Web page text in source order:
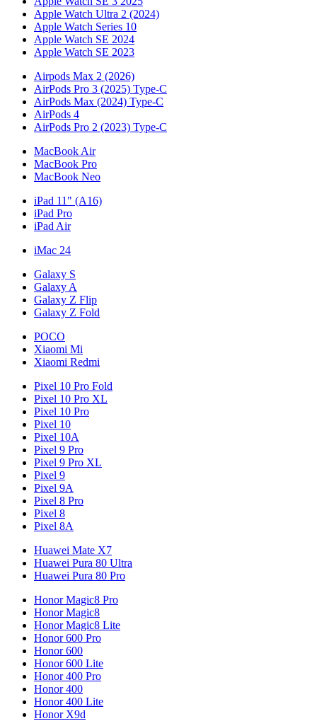
Apple Watch Ultra 2 (2024)
Apple Watch Series 10
Apple Watch SE 2024
Apple Watch SE 2023
Airpods Max 2 (2026)
AirPods Pro 3 (2025) Type-C
AirPods Max (2024) Type-C
AirPods 4
AirPods Pro 2 (2023) Type-C
MacBook Air
MacBook Pro
MacBook Neo
iPad 11" (A16)
iPad Pro
iPad Air
iMac 24
Galaxy S
Galaxy A
Galaxy Z Flip
Galaxy Z Fold
POCO
Xiaomi Mi
Xiaomi Redmi
Pixel 10 Pro Fold
Pixel 10 Pro XL
Pixel 10 Pro
Pixel 10
Pixel 10A
Pixel 9 Pro
Pixel 9 Pro XL
Pixel 9
Pixel 9A
Pixel 8 Pro
Pixel 8
Pixel 8A
Huawei Mate X7
Huawei Pura 80 Ultra
Huawei Pura 80 Pro
Honor Magic8 Pro
Honor Magic8
Honor Magic8 Lite
Honor 600 Pro
Honor 600
Honor 600 Lite
Honor 400 Pro
Honor 400
Honor 400 Lite
Honor X9d